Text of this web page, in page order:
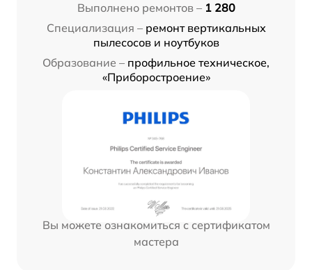
Выполнено ремонтов – 1 280
Специализация – ремонт вертикальных
пылесосов и ноутбуков
Образование – профильное техническое,
«Приборостроение»
Вы можете ознакомиться с сертификатом
мастера